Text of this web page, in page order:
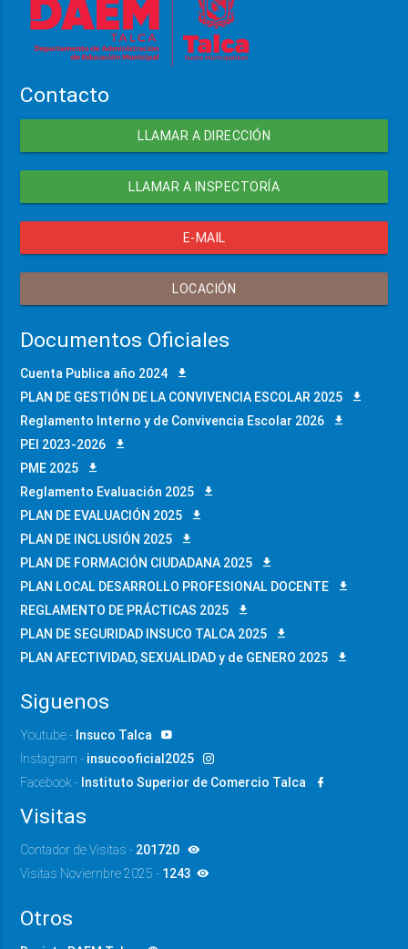
Contacto
LLAMAR A DIRECCIÓN
LLAMAR A INSPECTORÍA
E-MAIL
LOCACIÓN
Documentos Oficiales
Cuenta Publica año 2024
PLAN DE GESTIÓN DE LA CONVIVENCIA ESCOLAR 2025
Reglamento Interno y de Convivencia Escolar 2026
PEI 2023-2026
PME 2025
Reglamento Evaluación 2025
PLAN DE EVALUACIÓN 2025
PLAN DE INCLUSIÓN 2025
PLAN DE FORMACIÓN CIUDADANA 2025
PLAN LOCAL DESARROLLO PROFESIONAL DOCENTE
REGLAMENTO DE PRÁCTICAS 2025
PLAN DE SEGURIDAD INSUCO TALCA 2025
PLAN AFECTIVIDAD, SEXUALIDAD y de GENERO 2025
Siguenos
Youtube - Insuco Talca
Instagram - insucooficial2025
Facebook - Instituto Superior de Comercio Talca
Visitas
Contador de Visitas - 201720
Visitas Noviembre 2025 - 1243
Otros